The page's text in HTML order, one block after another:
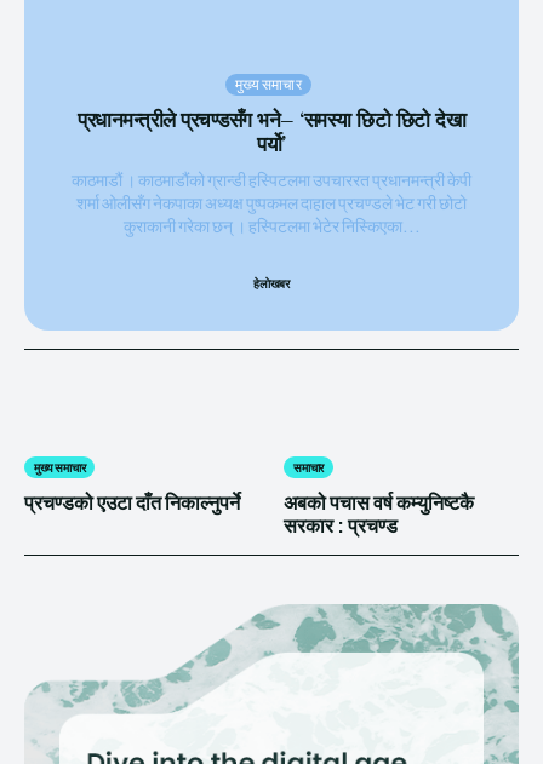
मुख्य समाचार
प्रधानमन्त्रीले प्रचण्डसँग भने– ‘समस्या छिटो छिटो देखा
पर्यो’
काठमाडौं । काठमाडौंको ग्रान्डी हस्पिटलमा उपचाररत प्रधानमन्त्री केपी
शर्मा ओलीसँग नेकपाका अध्यक्ष पुष्पकमल दाहाल प्रचण्डले भेट गरी छोटो
कुराकानी गरेका छन् । हस्पिटलमा भेटेर निस्किएका...
हेलाेखबर
मुख्य समाचार
प्रचण्डको एउटा दाँत निकाल्नुपर्ने
समाचार
अबको पचास वर्ष कम्युनिष्टकै
सरकार : प्रचण्ड